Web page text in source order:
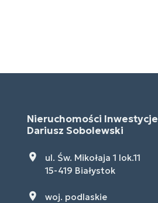
Nieruchomości Inwestycje
Dariusz Sobolewski
ul. Św. Mikołaja 1 lok.11
15-419 Białystok
woj. podlaskie